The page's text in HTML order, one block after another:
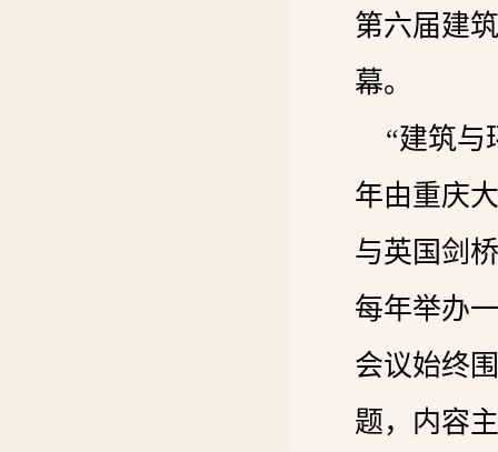
第六届建
幕。
“建筑与
年由重庆
与英国剑
每年举办
会议始终
题，内容